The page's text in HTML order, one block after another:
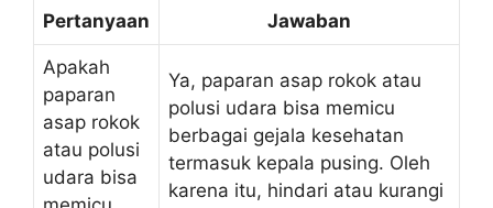
Pertanyaan Jawaban
Apakah
paparan
asap rokok
atau polusi
udara bisa
Ya, paparan asap rokok atau
polusi udara bisa memicu
berbagai gejala kesehatan
termasuk kepala pusing. Oleh
karena itu, hindari atau kurangi